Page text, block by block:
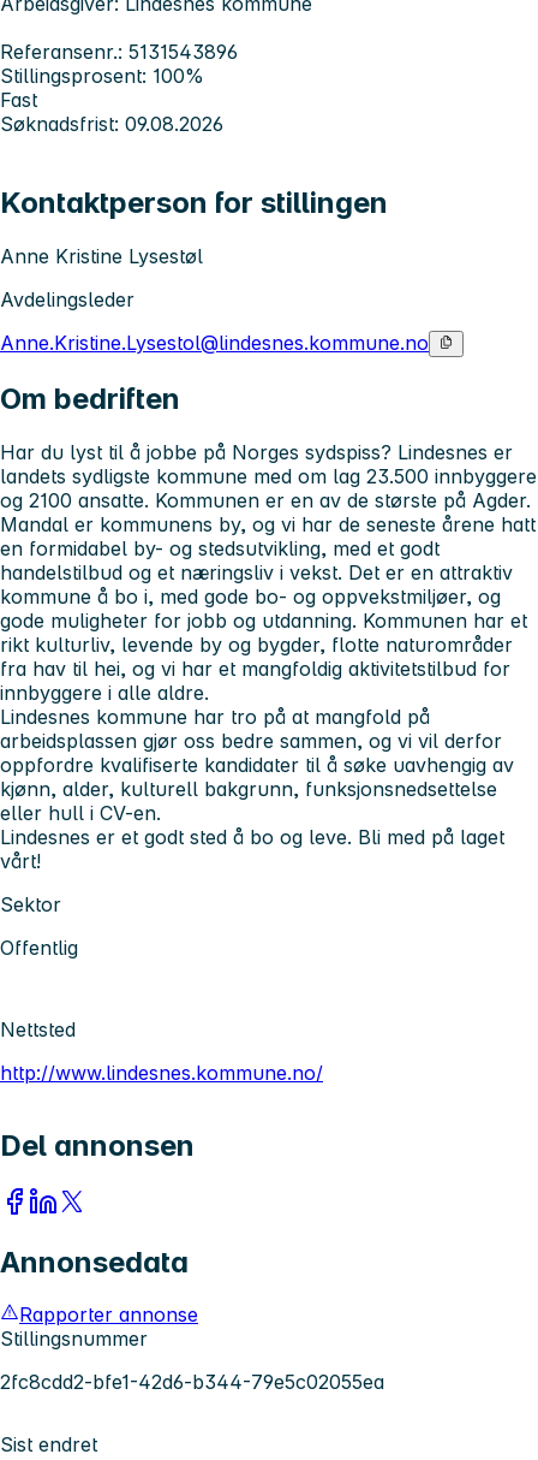
Referansenr.: 5131543896
Stillingsprosent: 100%
Fast
Søknadsfrist: 09.08.2026
Kontaktperson for stillingen
Anne Kristine Lysestøl
Avdelingsleder
Anne.Kristine.Lysestol@lindesnes.kommune.no
Om bedriften
Har du lyst til å jobbe på Norges sydspiss? Lindesnes er
landets sydligste kommune med om lag 23.500 innbyggere
og 2100 ansatte. Kommunen er en av de største på Agder.
Mandal er kommunens by, og vi har de seneste årene hatt
en formidabel by- og stedsutvikling, med et godt
handelstilbud og et næringsliv i vekst. Det er en attraktiv
kommune å bo i, med gode bo- og oppvekstmiljøer, og
gode muligheter for jobb og utdanning. Kommunen har et
rikt kulturliv, levende by og bygder, flotte naturområder
fra hav til hei, og vi har et mangfoldig aktivitetstilbud for
innbyggere i alle aldre.
Lindesnes kommune har tro på at mangfold på
arbeidsplassen gjør oss bedre sammen, og vi vil derfor
oppfordre kvalifiserte kandidater til å søke uavhengig av
kjønn, alder, kulturell bakgrunn, funksjonsnedsettelse
eller hull i CV-en.
Lindesnes er et godt sted å bo og leve. Bli med på laget
vårt!
Sektor
Offentlig
Nettsted
http://www.lindesnes.kommune.no/
Del annonsen
Annonsedata
Rapporter annonse
Stillingsnummer
2fc8cdd2-bfe1-42d6-b344-79e5c02055ea
Sist endret